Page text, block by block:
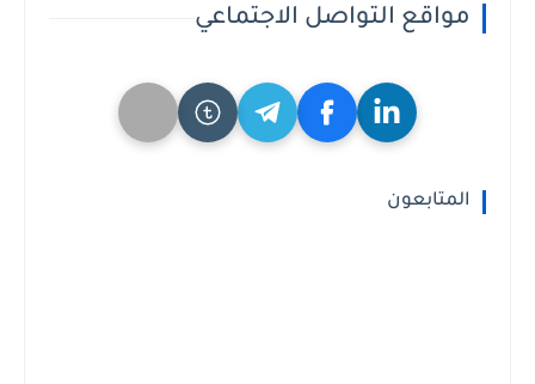
مواقع التواصل الاجتماعي
المتابعون